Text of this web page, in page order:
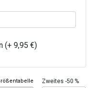
Zweites -50 %
(+ 9,95 €)